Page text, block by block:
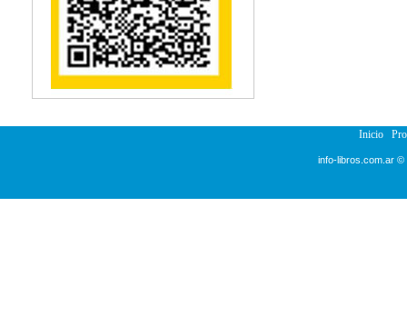
Reumatología
Salud Pública
Semiología
Terapia Ocupacional
Urología
Inicio
info-libros.com.ar